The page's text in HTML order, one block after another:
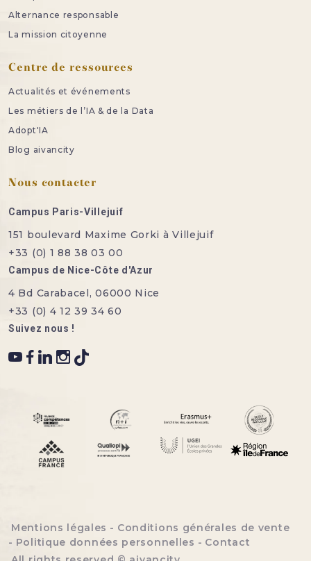
Alternance responsable
La mission citoyenne
Centre de ressources
Actualités et événements
Les métiers de l’IA & de la Data
Adopt'IA
Blog aivancity
Nous contacter
Campus Paris-Villejuif
151 boulevard Maxime Gorki à Villejuif
+33 (0) 1 88 38 03 00
Campus de Nice-Côte d'Azur
4 Bd Carabacel, 06000 Nice
+33 (0) 4 12 39 34 60
Suivez nous !
Menu bottom footer
Mentions légales
Conditions générales de vente
Politique données personnelles
Contact